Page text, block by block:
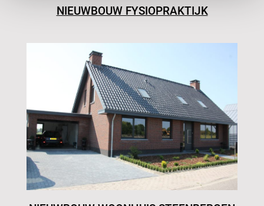
NIEUWBOUW FYSIOPRAKTIJK